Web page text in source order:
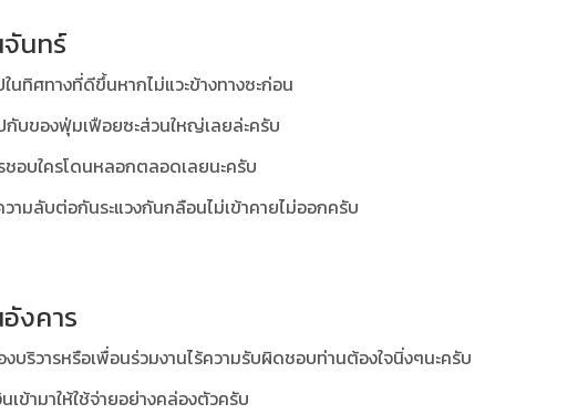
นทร์
ในทิศทางที่ดีขึ้นหากไม่แวะข้างทางซะก่อน
ปกับของฟุ่มเฟือยซะส่วนใหญ่เลยล่ะครับ
ชอบใครโดนหลอกตลอดเลยนะครับ
ามลับต่อกันระแวงกันกลือนไม่เข้าคายไม่ออกครับ
งคาร
งบริวารหรือเพื่อนร่วมงานไร้ความรับผิดชอบท่านต้องใจนิ่งๆนะครับ
นเข้ามาให้ใช้จ่ายอย่างคล่องตัวครับ